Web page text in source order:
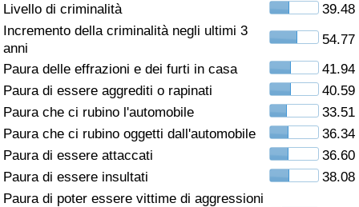
Livello di criminalità
39.48
Incremento della criminalità negli ultimi 3
anni
54.77
Paura delle effrazioni e dei furti in casa
41.94
Paura di essere aggrediti o rapinati
40.59
Paura che ci rubino l'automobile
33.51
Paura che ci rubino oggetti dall'automobile
36.34
Paura di essere attaccati
36.60
Paura di essere insultati
38.08
Paura di poter essere vittime di aggressioni
Indice della Criminalità
Indice di criminalità per paese
Assistenza Sanitaria
Indice dell’Assistenza Sanitaria (Corrente)
Indice dell’Assistenza Sanitaria